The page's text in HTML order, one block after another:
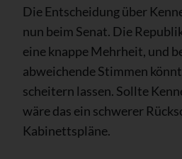
Die Entscheidung über
nun beim Senat. Die
eine knappe Mehrheit, und
abweichende Stimmen
scheitern lassen. Sollte
wäre das ein schwerer
Kabinettspläne.